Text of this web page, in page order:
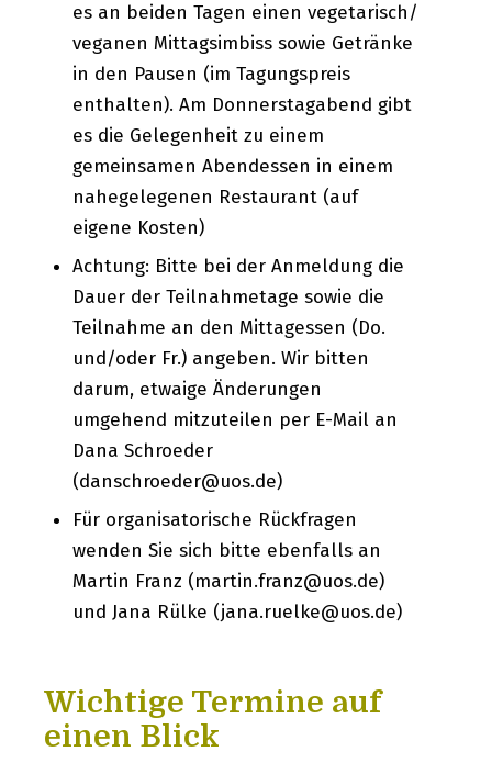
es an beiden Tagen einen vegetarisch/
veganen Mittagsimbiss sowie Getränke
in den Pausen (im Tagungspreis
enthalten). Am Donnerstagabend gibt
es die Gelegenheit zu einem
gemeinsamen Abendessen in einem
nahegelegenen Restaurant (auf
eigene Kosten)
Achtung: Bitte bei der Anmeldung die
Dauer der Teilnahmetage sowie die
Teilnahme an den Mittagessen (Do.
und/oder Fr.) angeben. Wir bitten
darum, etwaige Änderungen
umgehend mitzuteilen per E-Mail an
Dana Schroeder
(danschroeder@uos.de)
Für organisatorische Rückfragen
wenden Sie sich bitte ebenfalls an
Martin Franz (martin.franz@uos.de)
und Jana Rülke (jana.ruelke@uos.de)
Wichtige Termine auf
einen Blick